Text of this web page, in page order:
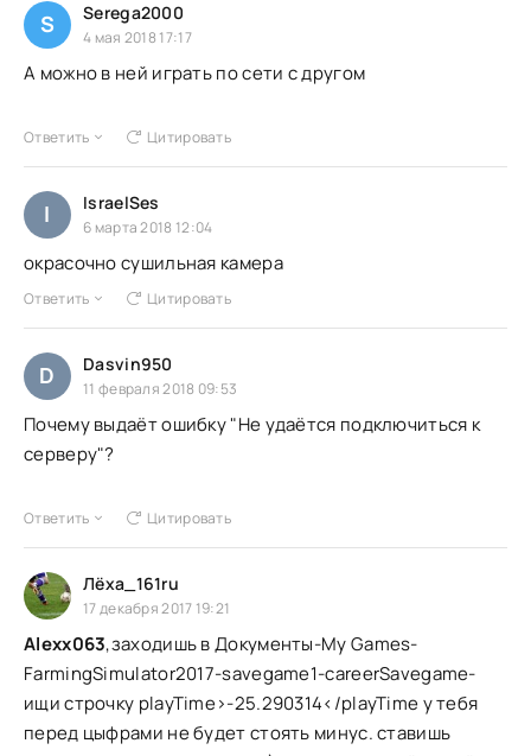
S Serega2000
4 мая 2018 17:17
А можно в ней играть по сети с другом
Ответить Цитировать
I IsraelSes
6 марта 2018 12:04
окрасочно сушильная камера
Ответить Цитировать
D Dasvin950
11 февраля 2018 09:53
Почему выдаёт ошибку "Не удаётся подключиться к
серверу"?
Ответить Цитировать
Лёха_161ru
17 декабря 2017 19:21
Alexx063,заходишь в Документы-My Games-
FarmingSimulator2017-savegame1-careerSavegame-
ищи строчку playTime>-25.290314</playTime у тебя
перед цыфрами не будет стоять минус. ставишь